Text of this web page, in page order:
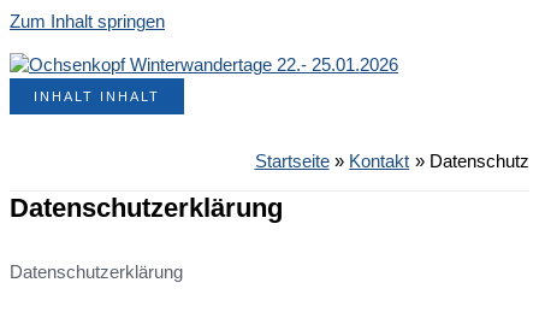
Zum Inhalt springen
INHALT INHALT
Startseite Kontakt Datenschutz
Datenschutzerklärung
Datenschutzerklärung